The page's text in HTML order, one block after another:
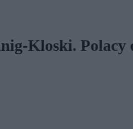
Kloski.